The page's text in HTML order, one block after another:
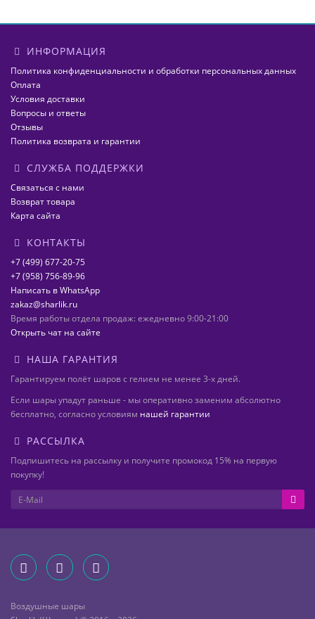
ИНФОРМАЦИЯ
Политика конфиденциальности и обработки персональных данных
Оплата
Условия доставки
Вопросы и ответы
Отзывы
Политика возврата и гарантии
СЛУЖБА ПОДДЕРЖКИ
Связаться с нами
Возврат товара
Карта сайта
КОНТАКТЫ
+7 (499) 677-20-75
+7 (958) 756-89-96
Написать в WhatsApp
zakaz@sharlik.ru
Время работы отдела продаж: ежедневно 9:00-21:00
Открыть чат на сайте
НАША ГАРАНТИЯ
Гарантируем полёт шаров с гелием не менее 3-х дней.
Если шары упадут раньше - мы оперативно заменим абсолютно
бесплатно, согласно условиям нашей гарантии
РАССЫЛКА
Подпишитесь на рассылку и получите промокод 15% на первую
покупку!
Воздушные шары